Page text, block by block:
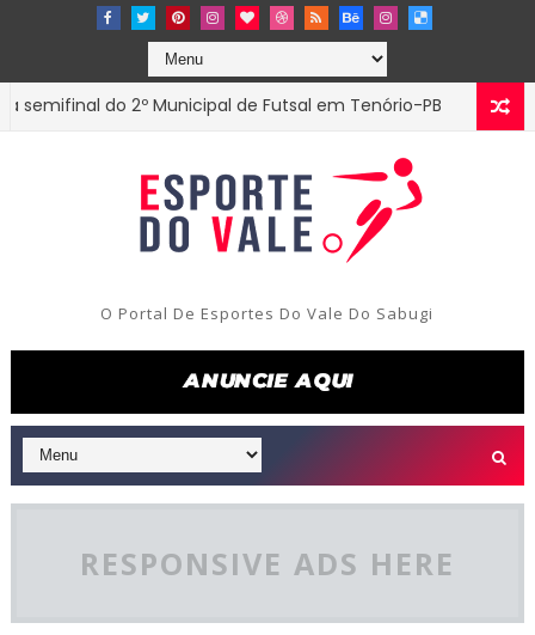
do 2º Municipal de Futsal em Tenório-PB ESTADUAL
O Portal De Esportes Do Vale Do Sabugi
RESPONSIVE ADS HERE